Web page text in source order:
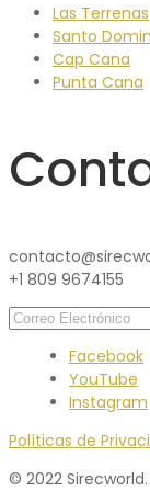
Las Terrenas
Santo
Cap Cana
Punta Cana
+1 809 9674155
Facebook
YouTube
Instagram
Políticas de
© 2022